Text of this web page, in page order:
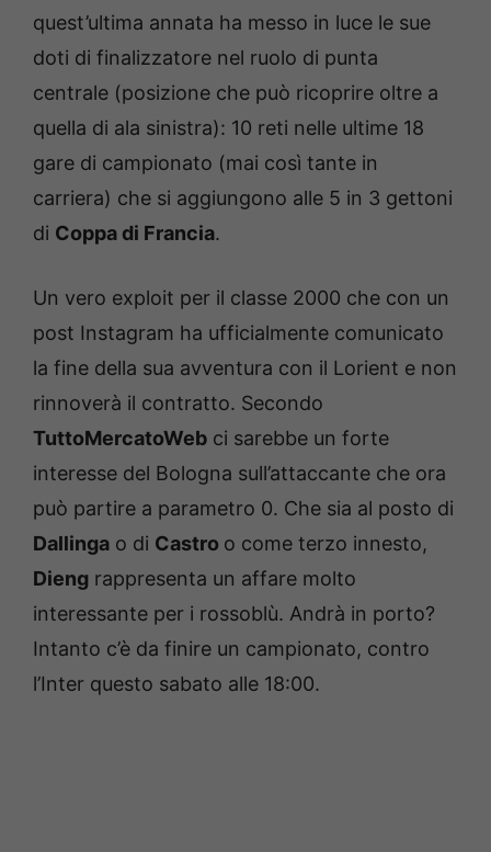
quest’ultima annata ha messo in luce le sue
doti di finalizzatore nel ruolo di punta
centrale (posizione che può ricoprire oltre a
quella di ala sinistra): 10 reti nelle ultime 18
gare di campionato (mai così tante in
carriera) che si aggiungono alle 5 in 3 gettoni
di Coppa di Francia.
Un vero exploit per il classe 2000 che con un
post Instagram ha ufficialmente comunicato
la fine della sua avventura con il Lorient e non
rinnoverà il contratto. Secondo
TuttoMercatoWeb ci sarebbe un forte
interesse del Bologna sull’attaccante che ora
può partire a parametro 0. Che sia al posto di
Dallinga o di Castro o come terzo innesto,
Dieng rappresenta un affare molto
interessante per i rossoblù. Andrà in porto?
Intanto c’è da finire un campionato, contro
l’Inter questo sabato alle 18:00.